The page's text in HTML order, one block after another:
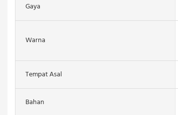
Gaya
Warna
Tempat Asal
Bahan